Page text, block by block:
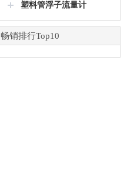
塑料管浮子流量计
畅销排行Top10